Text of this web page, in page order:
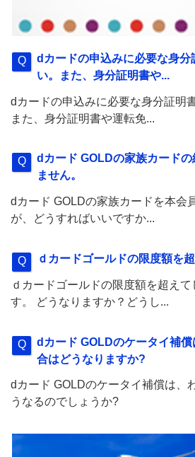
dカードの申込みに必要な身分
い。また、身分証明書や...
dカードの申込みに必要な身分証明
また、身分証明書や運転免...
dカード GOLDの家族カードの
ません。
dカード GOLDの家族カードを本会
が、どうすればいいですか...
ｄカードゴールドの限度額を
ｄカードゴールドの限度額を超え
す。 どうなりますか？どうし...
dカード GOLDのケータイ補
合はどうなりますか?
dカード GOLDのケータイ補償は、
うなるのでしょうか?